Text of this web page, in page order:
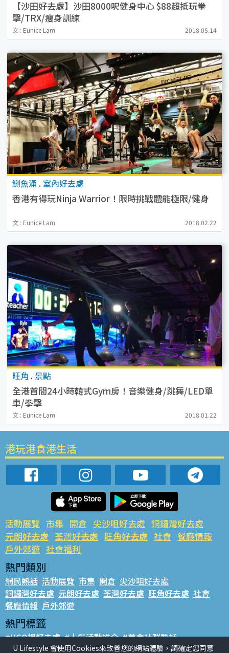
【沙田好去處】沙田8000呎健身中心 $88超抵玩拳
擊/TRX/瘦身訓練
文 : Eunice Lam 2018.05.14
鰂魚涌 . 室內好去處
香港有得玩Ninja Warrior！限時挑戰體能極限/健身
文 : Eunice Lam 2018.02.22
旺角 . 景點
全港首間24小時韓式Gym房！音樂健身/跳舞/LED單
車/拳擊
文 : Eunice Lam 2018.01.22
港玩港食港生活
活動展覽 市集 開倉 尖沙咀好去處 銅鑼灣好去處
元朗好去處 荃灣好去處 旺角好去處 社會 餐廳情報
戶外郊遊 社會福利
熱門類別
網民熱話 活動展覽 市集 開倉 尖沙咀好去處
銅鑼灣好去處 元朗好去處 荃灣好去處 旺角好去處 社會
餐廳情報 戶外郊遊
熱門標籤
#UGO搵好去處 #人氣活動推介 #美食社群熱話
#親子玩樂好去處 #ULifestyle應用程式 #限時搶
U Lifestyle 會使用Cookies來改善您的網站體驗，請確定您同意